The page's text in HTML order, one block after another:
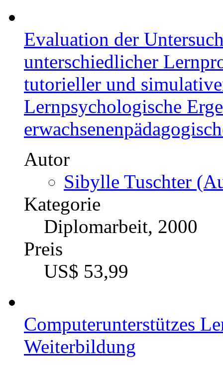
Evaluation der
unterschiedlicher
tutorieller und
Lernpsychologische
Autor
Sibylle Tuschter
Kategorie
Diplomarbeit, 2000
Preis
US$ 53,99
Computerunterstützes
Weiterbildung